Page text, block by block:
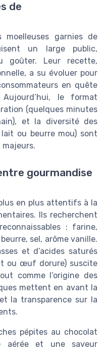
de
moelleuses garnies de
un large public,
goûter. Leur recette,
a su évoluer pour
en quête
le format
(quelques minutes
et la diversité des
ou beurre mou) sont
gourmandise
en plus attentifs à la
Ils recherchent
: farine,
sel, arôme vanille.
et d’acides saturés
ou œuf dorure) suscite
comme l’origine des
mettent en avant la
la transparence sur la
pépites au chocolat
aérée et une saveur